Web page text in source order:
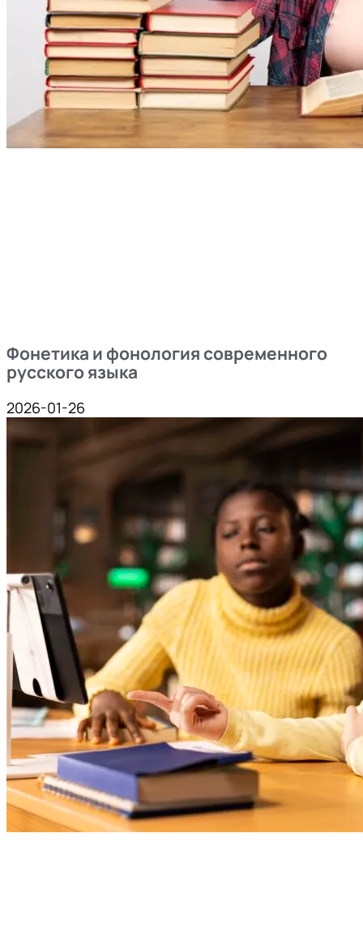
Фонетика и фонология современного
русского языка
2026-01-26